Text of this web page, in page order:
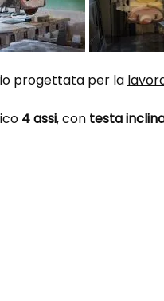
progettata per la
4 assi, con testa